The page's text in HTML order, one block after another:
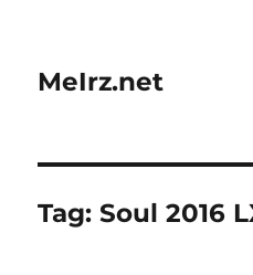
MeIrz.net
Tag:Soul 2016